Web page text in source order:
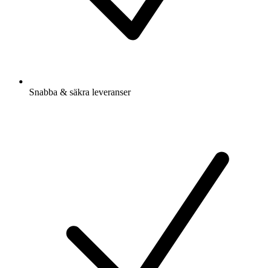
Snabba & säkra leveranser